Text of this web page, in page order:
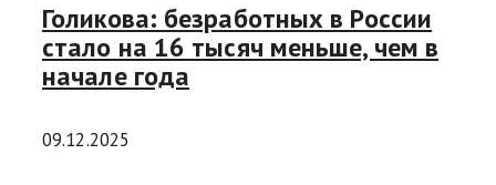
Голикова: безработных в России
стало на 16 тысяч меньше, чем в
начале года
09.12.2025